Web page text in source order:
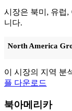
시장은 북미, 유럽,
니다.
North America
이 시장의 지역 분
플 다운로드
북아메리카